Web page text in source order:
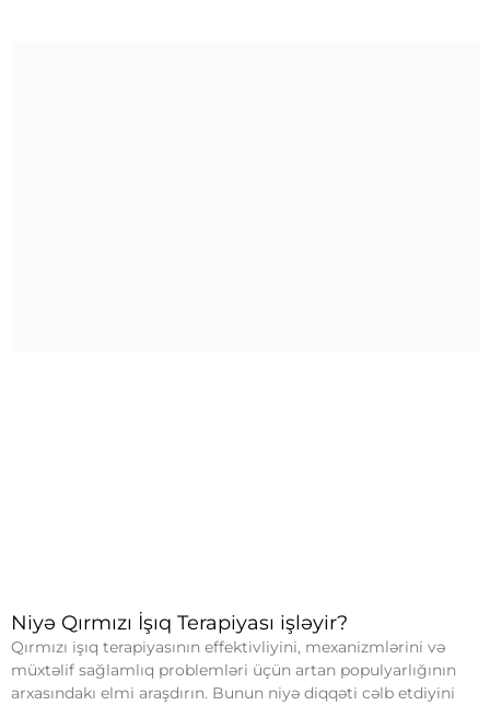
Niyə Qırmızı İşıq Terapiyası işləyir?
Qırmızı işıq terapiyasının effektivliyini, mexanizmlərini və
müxtəlif sağlamlıq problemləri üçün artan populyarlığının
arxasındakı elmi araşdırın. Bunun niyə diqqəti cəlb etdiyini